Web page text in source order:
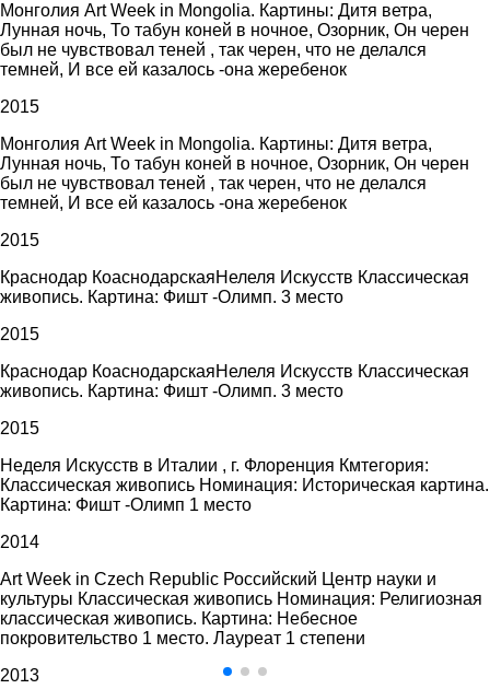
Монголия Art Week in Mongolia. Картины: Дитя ветра,
Лунная ночь, То табун коней в ночное, Озорник, Он черен
был не чувствовал теней , так черен, что не делался
темней, И все ей казалось -она жеребенок
2015
Монголия Art Week in Mongolia. Картины: Дитя ветра,
Лунная ночь, То табун коней в ночное, Озорник, Он черен
был не чувствовал теней , так черен, что не делался
темней, И все ей казалось -она жеребенок
2015
Краснодар КоаснодарскаяНелеля Искусств Классическая
живопись. Картина: Фишт -Олимп. 3 место
2015
Краснодар КоаснодарскаяНелеля Искусств Классическая
живопись. Картина: Фишт -Олимп. 3 место
2015
Неделя Искусств в Италии , г. Флоренция Кмтегория:
Классическая живопись Номинация: Историческая картина.
Картина: Фишт -Олимп 1 место
2014
Art Week in Czech Republic Российский Центр науки и
культуры Классическая живопись Номинация: Религиозная
классическая живопись. Картина: Небесное
покровительство 1 место. Лауреат 1 степени
2013